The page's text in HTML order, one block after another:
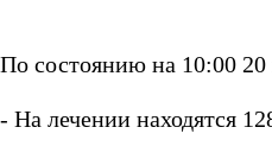
По состоянию на 10:00
- На лечении находятся